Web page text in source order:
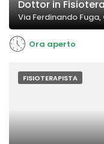
Dottor in
Via Ferdinando
Ora aperto
FISIOTERAPISTA